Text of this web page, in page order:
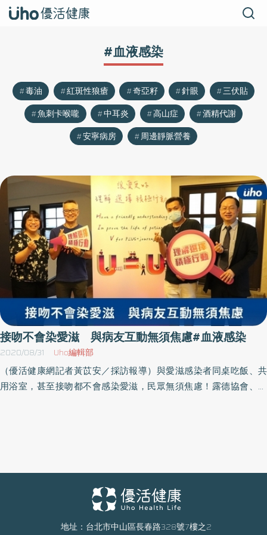
#血液感染
毒油 紅斑性狼瘡 奇亞籽 針眼
三伏貼
魚刺卡喉嚨
中耳炎 高山症
酒精代謝
安寧病房
周邊靜脈營養
接吻不會染愛滋 與病友互動無須焦慮#血液感染
2020/08/31 Uho編輯部
（優活健康網記者黃苡安／採訪報導）與愛滋感染者同桌吃飯、共
用浴室，甚至接吻都不會感染愛滋，民眾無須焦慮！露德協會、台
己感染狀況、知道可接受適當治療、病毒量可成功受抑制。為提升
感染者生活品質，更進一步提出第四個90，即「90％病毒量受抑制
的感染者有良好的健康生活品質」。疾管署統計，台灣愛滋防治已
地址：台北市中山區長春路328號7樓之2